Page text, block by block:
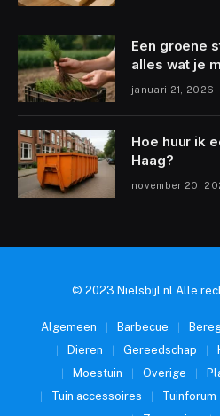
Een groene
alles wat je
januari 21, 2026
Hoe huur ik
Haag?
november 20,
© 2023 Nielsbijl.nl Alle
Algemeen Barbecue
Dieren
Gereedschap
Moestuin
Overige
Tuin accessoires
Tuinforum